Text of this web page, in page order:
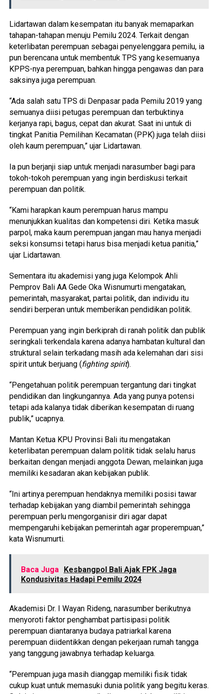
Lidartawan dalam kesempatan itu banyak memaparkan
tahapan-tahapan menuju Pemilu 2024. Terkait dengan
keterlibatan perempuan sebagai penyelenggara pemilu, ia
pun berencana untuk membentuk TPS yang kesemuanya
KPPS-nya perempuan, bahkan hingga pengawas dan para
saksinya juga perempuan.
“Ada salah satu TPS di Denpasar pada Pemilu 2019 yang
semuanya diisi petugas perempuan dan terbuktinya
kerjanya rapi, bagus, cepat dan akurat. Saat ini untuk di
tingkat Panitia Pemilihan Kecamatan (PPK) juga telah diisi
oleh kaum perempuan,” ujar Lidartawan.
Ia pun berjanji siap untuk menjadi narasumber bagi para
tokoh-tokoh perempuan yang ingin berdiskusi terkait
perempuan dan politik.
“Kami harapkan kaum perempuan harus mampu
menunjukkan kualitas dan kompetensi diri. Ketika masuk
parpol, maka kaum perempuan jangan mau hanya menjadi
seksi konsumsi tetapi harus bisa menjadi ketua panitia,”
ujar Lidartawan.
Sementara itu akademisi yang juga Kelompok Ahli
Pemprov Bali AA Gede Oka Wisnumurti mengatakan,
pemerintah, masyarakat, partai politik, dan individu itu
sendiri berperan untuk memberikan pendidikan politik.
Perempuan yang ingin berkiprah di ranah politik dan publik
seringkali terkendala karena adanya hambatan kultural dan
struktural selain terkadang masih ada kelemahan dari sisi
spirit untuk berjuang (fighting spirit).
“Pengetahuan politik perempuan tergantung dari tingkat
pendidikan dan lingkungannya. Ada yang punya potensi
tetapi ada kalanya tidak diberikan kesempatan di ruang
publik,” ucapnya.
Mantan Ketua KPU Provinsi Bali itu mengatakan
keterlibatan perempuan dalam politik tidak selalu harus
berkaitan dengan menjadi anggota Dewan, melainkan juga
memiliki kesadaran akan kebijakan publik.
“Ini artinya perempuan hendaknya memiliki posisi tawar
terhadap kebijakan yang diambil pemerintah sehingga
perempuan perlu mengorganisir diri agar dapat
mempengaruhi kebijakan pemerintah agar properempuan,”
kata Wisnumurti.
Baca Juga Kesbangpol Bali Ajak FPK Jaga
Kondusivitas Hadapi Pemilu 2024
Akademisi Dr. I Wayan Rideng, narasumber berikutnya
menyoroti faktor penghambat partisipasi politik
perempuan diantaranya budaya patriarkal karena
perempuan diidentikkan dengan pekerjaan rumah tangga
yang tanggung jawabnya terhadap keluarga.
“Perempuan juga masih dianggap memiliki fisik tidak
cukup kuat untuk memasuki dunia politik yang begitu keras.